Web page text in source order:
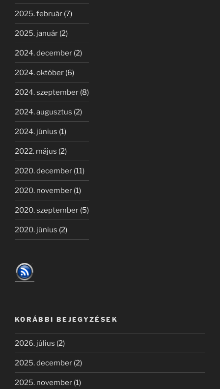
2025. február (7)
2025. január (2)
2024. december (2)
2024. október (6)
2024. szeptember (8)
2024. augusztus (2)
2024. június (1)
2022. május (2)
2020. december (11)
2020. november (1)
2020. szeptember (5)
2020. június (2)
KORÁBBI BEJEGYZÉSEK
2026. július (2)
2025. december (2)
2025. november (1)